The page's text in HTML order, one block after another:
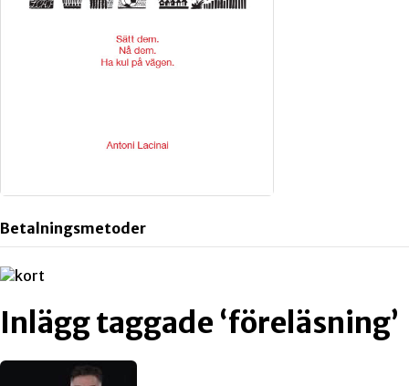
Betalningsmetoder
Inlägg taggade ‘föreläsning’